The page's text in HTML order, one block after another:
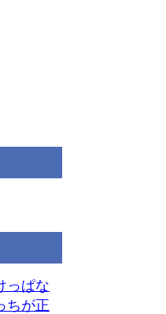
っぱな
ちが正